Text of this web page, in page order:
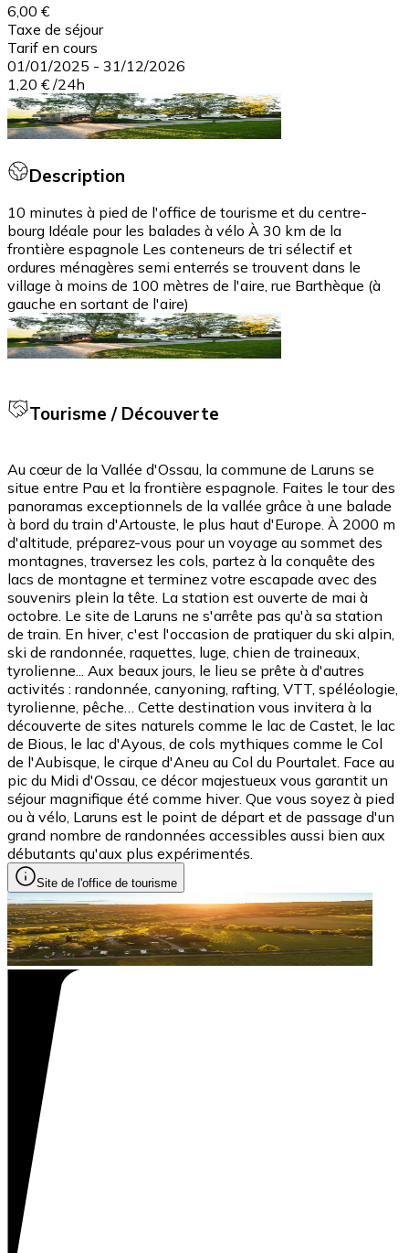
6,00 €
Taxe de séjour
Tarif en cours
01/01/2025 - 31/12/2026
1,20 € /24h
Description
10 minutes à pied de l'office de tourisme et du centre-
bourg Idéale pour les balades à vélo À 30 km de la
frontière espagnole Les conteneurs de tri sélectif et
ordures ménagères semi enterrés se trouvent dans le
village à moins de 100 mètres de l'aire, rue Barthèque (à
gauche en sortant de l'aire)
Tourisme / Découverte
Au cœur de la Vallée d'Ossau, la commune de Laruns se
situe entre Pau et la frontière espagnole. Faites le tour des
panoramas exceptionnels de la vallée grâce à une balade
à bord du train d'Artouste, le plus haut d'Europe. À 2000 m
d'altitude, préparez-vous pour un voyage au sommet des
montagnes, traversez les cols, partez à la conquête des
lacs de montagne et terminez votre escapade avec des
souvenirs plein la tête. La station est ouverte de mai à
octobre. Le site de Laruns ne s'arrête pas qu'à sa station
de train. En hiver, c'est l'occasion de pratiquer du ski alpin,
ski de randonnée, raquettes, luge, chien de traineaux,
tyrolienne... Aux beaux jours, le lieu se prête à d'autres
activités : randonnée, canyoning, rafting, VTT, spéléologie,
tyrolienne, pêche… Cette destination vous invitera à la
découverte de sites naturels comme le lac de Castet, le lac
de Bious, le lac d'Ayous, de cols mythiques comme le Col
de l'Aubisque, le cirque d'Aneu au Col du Pourtalet. Face au
pic du Midi d'Ossau, ce décor majestueux vous garantit un
séjour magnifique été comme hiver. Que vous soyez à pied
ou à vélo, Laruns est le point de départ et de passage d'un
grand nombre de randonnées accessibles aussi bien aux
débutants qu'aux plus expérimentés.
Site de l'office de tourisme